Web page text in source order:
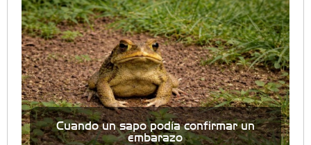
Cuando un sapo podía confirmar un
embarazo